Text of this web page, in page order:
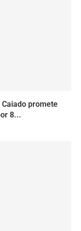
promete
8...